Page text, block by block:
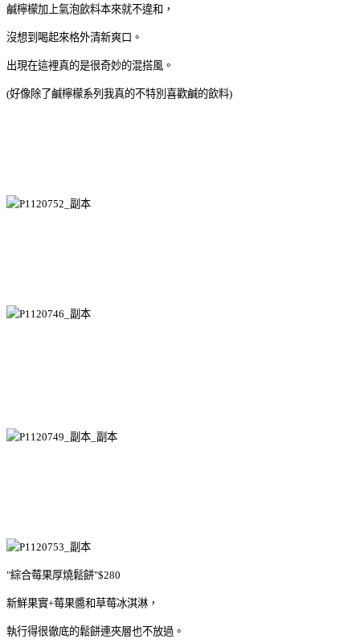
鹹檸檬加上氣泡飲料本來就不違和，
沒想到喝起來格外清新爽口。
出現在這裡真的是很奇妙的混搭風。
(好像除了鹹檸檬系列我真的不特別喜歡鹹的飲料)
"綜合莓果厚燒鬆餅"$280
新鮮果實+莓果醬和草莓冰淇淋，
執行得很徹底的鬆餅連夾層也不放過。